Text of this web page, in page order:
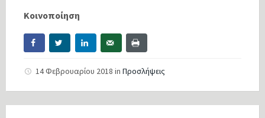
Κοινοποίηση
14 Φεβρουαρίου 2018 in Προσλήψεις